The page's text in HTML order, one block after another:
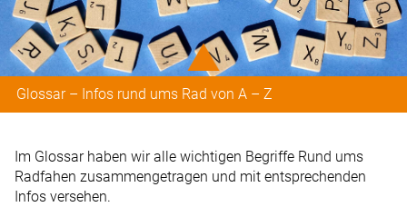
Glossar – Infos rund ums Rad von A – Z
Im Glossar haben wir alle wichtigen Begriffe Rund ums
Radfahen zusammengetragen und mit entsprechenden
Infos versehen.